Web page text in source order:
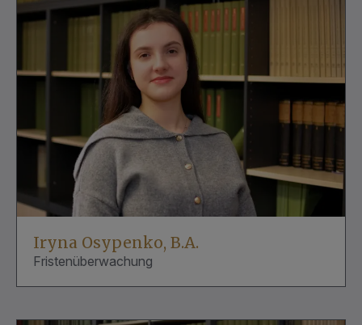
Iryna Osypenko, B.A.
Fristenüberwachung